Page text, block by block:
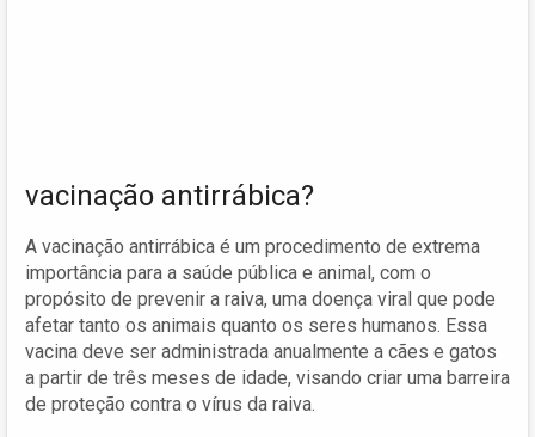
vacinação antirrábica?
A vacinação antirrábica é um procedimento de extrema
importância para a saúde pública e animal, com o
propósito de prevenir a raiva, uma doença viral que pode
afetar tanto os animais quanto os seres humanos. Essa
vacina deve ser administrada anualmente a cães e gatos
a partir de três meses de idade, visando criar uma barreira
de proteção contra o vírus da raiva.